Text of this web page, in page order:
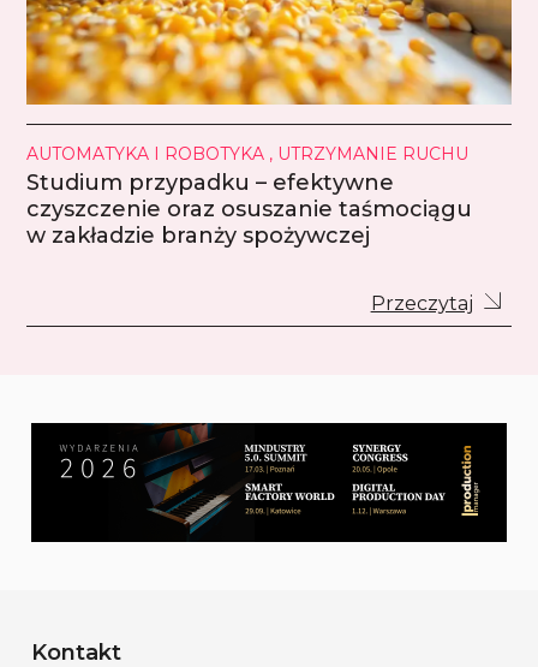
AUTOMATYKA I ROBOTYKA , UTRZYMANIE RUCHU
Studium przypadku – efektywne
czyszczenie oraz osuszanie taśmociągu
w zakładzie branży spożywczej
Przeczytaj
Kontakt